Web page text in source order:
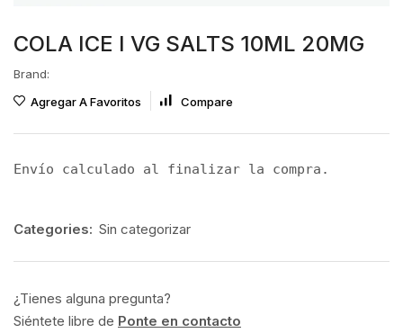
COLA ICE I VG SALTS 10ML 20MG
Brand:
Agregar A Favoritos
Compare
Envío calculado al finalizar la compra.
Categories: Sin categorizar
¿Tienes alguna pregunta?
Siéntete libre de Ponte en contacto